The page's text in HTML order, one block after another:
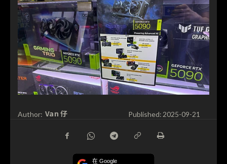
Author: Van 仔 Published: 2025-09-21
在 Google